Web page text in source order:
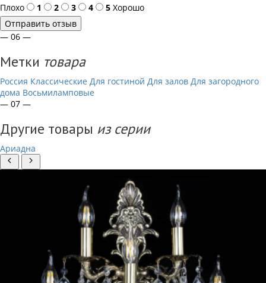
Плохо
1 2 3 4 5 Хорошо
Отправить отзыв
— 06 —
Метки товара
Россия Классические Для гостиной Для залов Для загородного
дома Восьмиламповые
— 07 —
Другие товары из серии
Ариадна